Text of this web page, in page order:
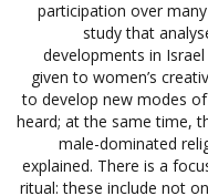
participation over
study that
developments in
given to women’s
to develop new modes
heard; at the same time,
male-dominated
explained. There is a
ritual: these include not